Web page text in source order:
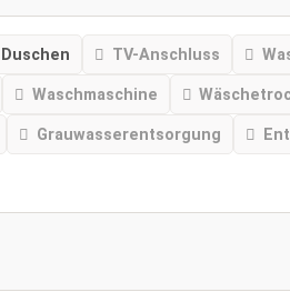
Duschen TV-Anschluss
Waschmaschine
Grauwasserentsorgung